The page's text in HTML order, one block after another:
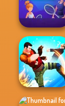
Parkour Block 2
Power
Badminton